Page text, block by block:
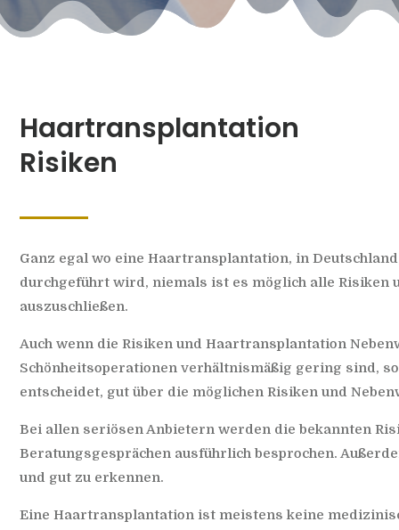
Haartransplantation
Risiken
Ganz egal wo eine Haartransplantation, in
durchgeführt wird, niemals ist es möglich alle Risiken
auszuschließen.
Auch wenn die Risiken und Haartransplantation
Schönheitsoperationen verhältnismäßig gering sind,
entscheidet, gut über die möglichen Risiken und
Bei allen seriösen Anbietern werden die bekannten
Beratungsgesprächen ausführlich besprochen.
und gut zu erkennen.
Eine Haartransplantation ist meistens keine